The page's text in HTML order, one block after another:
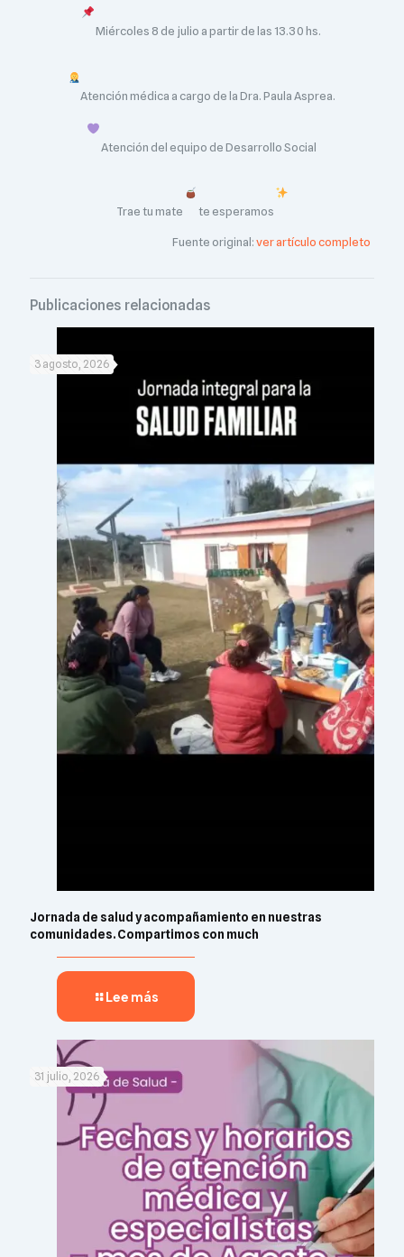
Miércoles 8 de julio a partir de las 13.30 hs.
Atención médica a cargo de la Dra. Paula Asprea.
Atención del equipo de Desarrollo Social
Trae tu mate te esperamos
Fuente original:ver artículo completo
Publicaciones relacionadas
3 agosto, 2026
Jornada de salud y acompañamiento en nuestras
comunidades. Compartimos con much
Lee más
31 julio, 2026